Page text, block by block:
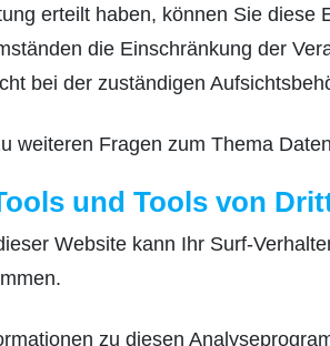
erteilt haben, können Sie
die Einschränkung der
bei der zuständigen
weiteren Fragen zum Thema
und Tools von
Website kann Ihr Surf-
zu diesen